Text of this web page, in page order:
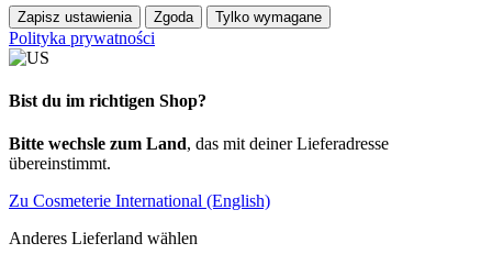
Zapisz ustawienia Zgoda Tylko wymagane
Polityka prywatności
Bist du im richtigen Shop?
Bitte wechsle zum Land, das mit deiner Lieferadresse
übereinstimmt.
Zu Cosmeterie International (English)
Anderes Lieferland wählen